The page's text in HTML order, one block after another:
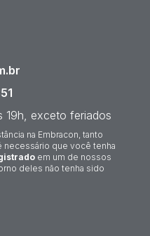
19h, exceto feriados
na Embracon, tanto
necessário que você tenha
em um de nossos
deles não tenha sido